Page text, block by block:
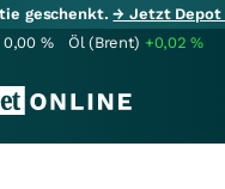
geschenkt.→ Jetzt Depot
0,00 % Öl (Brent) +0,02%